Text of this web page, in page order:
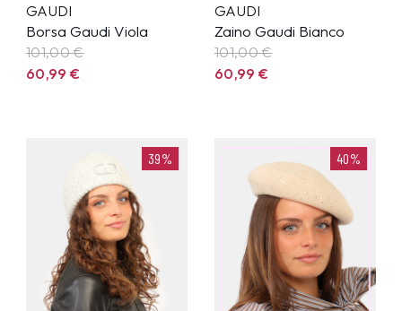
GAUDI
Borsa Gaudi Viola
101,00 €
60,99€
GAUDI
Zaino Gaudi Bianco
101,00 €
60,99€
39% 40%